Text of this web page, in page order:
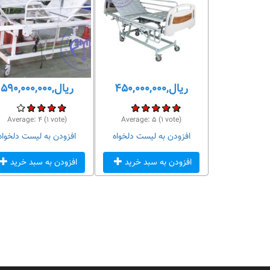
ریال,۵۹۰,۰۰۰,۰۰۰
Average: ۴(۱ vote)
افزودن به لیست
افزودن به سبد خرید
ریال,۴۵۰,۰۰۰,۰۰۰
Average: ۵ (۱ vote)
افزودن به لیست دلخواه
افزودن به سبد خرید